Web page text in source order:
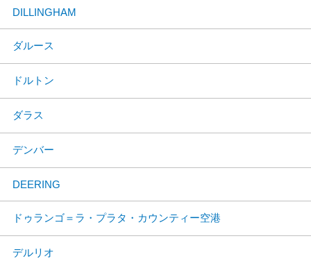
DILLINGHAM
ダルース
ドルトン
ダラス
デンバー
DEERING
ドゥランゴ＝ラ・プラタ・カウンティー空港
デルリオ